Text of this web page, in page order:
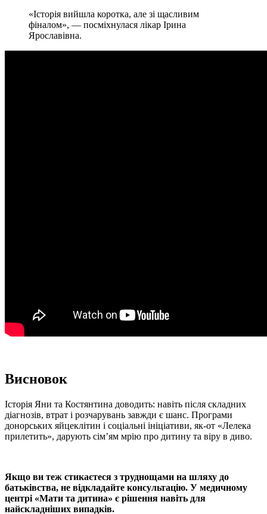
«Історія вийшла коротка, але зі щасливим
фіналом», — посміхнулася лікар Ірина
Ярославівна.
Висновок
Історія Яни та Костянтина доводить: навіть після складних
діагнозів, втрат і розчарувань завжди є шанс. Програми
донорських яйцеклітин і соціальні ініціативи, як-от «Лелека
прилетить», дарують сім’ям мрію про дитину та віру в диво.
Якщо ви теж стикаєтеся з труднощами на шляху до
батьківства, не відкладайте консультацію. У медичному
центрі «Мати та дитина» є рішення навіть для
найскладніших випадків.